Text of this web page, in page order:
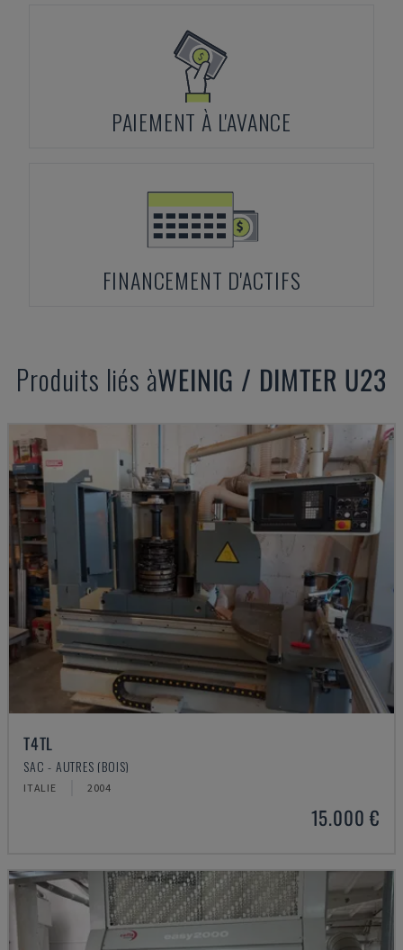
PAIEMENT À L'AVANCE
FINANCEMENT D'ACTIFS
Produits liés àWEINIG / DIMTER U23
T4TL
SAC - AUTRES (BOIS)
ITALIE 2004
15.000 €